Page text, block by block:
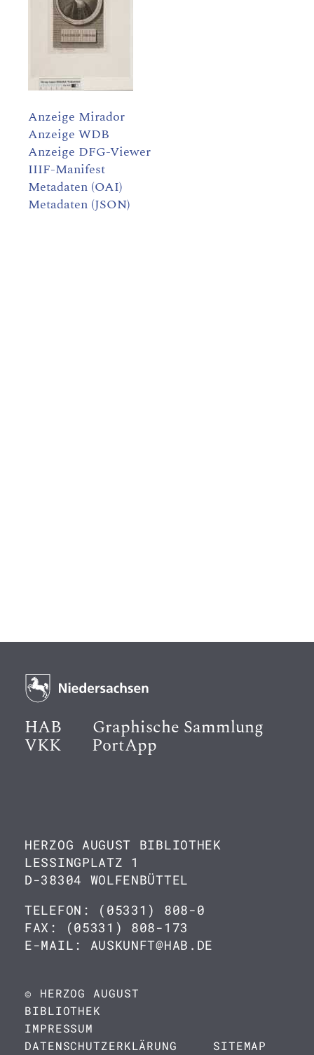
Anzeige Mirador
Anzeige WDB
Anzeige DFG-Viewer
IIIF-Manifest
Metadaten (OAI)
Metadaten (JSON)
HAB Graphische Sammlung
VKK PortApp
HERZOG AUGUST BIBLIOTHEK
LESSINGPLATZ 1
D-38304 WOLFENBÜTTEL
TELEFON: (05331) 808-0
FAX: (05331) 808-173
E-MAIL: AUSKUNFT@HAB.DE
© HERZOG AUGUST
BIBLIOTHEK
IMPRESSUM
DATENSCHUTZERKLÄRUNG
SITEMAP